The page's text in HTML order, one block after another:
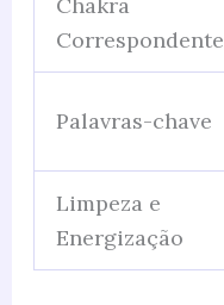
Chakra
Correspondente
Palavras-chave
Limpeza e
Energização